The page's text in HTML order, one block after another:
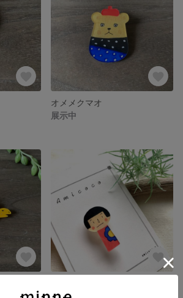
オメメクマオ
展示中
展示中